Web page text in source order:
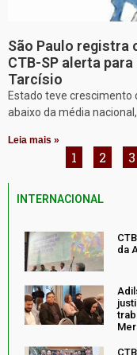
São Paulo registra
CTB-SP alerta
Tarcísio
Estado teve crescimento
abaixo da média
Leia mais »
1 2 3
INTERNACIONAL
da